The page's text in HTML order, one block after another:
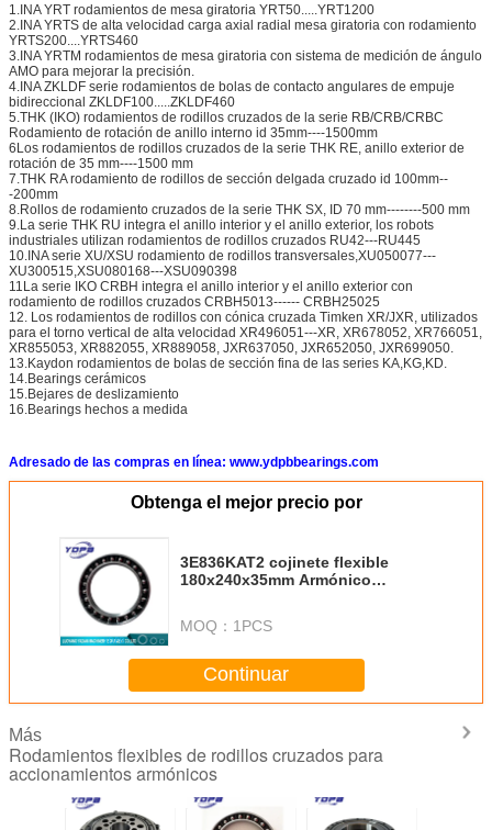
1.INA YRT rodamientos de mesa giratoria YRT50.....YRT1200
2.INA YRTS de alta velocidad carga axial radial mesa giratoria con rodamiento
YRTS200....YRTS460
3.INA YRTM rodamientos de mesa giratoria con sistema de medición de ángulo
AMO para mejorar la precisión.
4.INA ZKLDF serie rodamientos de bolas de contacto angulares de empuje
bidireccional ZKLDF100.....ZKLDF460
5.THK (IKO) rodamientos de rodillos cruzados de la serie RB/CRB/CRBC
Rodamiento de rotación de anillo interno id 35mm----1500mm
6Los rodamientos de rodillos cruzados de la serie THK RE, anillo exterior de
rotación de 35 mm----1500 mm
7.THK RA rodamiento de rodillos de sección delgada cruzado id 100mm--
-200mm
8.Rollos de rodamiento cruzados de la serie THK SX, ID 70 mm--------500 mm
9.La serie THK RU integra el anillo interior y el anillo exterior, los robots
industriales utilizan rodamientos de rodillos cruzados RU42---RU445
10.INA serie XU/XSU rodamiento de rodillos transversales,XU050077---
XU300515,XSU080168---XSU090398
11La serie IKO CRBH integra el anillo interior y el anillo exterior con
rodamiento de rodillos cruzados CRBH5013------ CRBH25025
12. Los rodamientos de rodillos con cónica cruzada Timken XR/JXR, utilizados
para el torno vertical de alta velocidad XR496051---XR, XR678052, XR766051,
XR855053, XR882055, XR889058, JXR637050, JXR652050, JXR699050.
13.Kaydon rodamientos de bolas de sección fina de las series KA,KG,KD.
14.Bearings cerámicos
15.Bejares de deslizamiento
16.Bearings hechos a medida
Adresado de las compras en línea: www.ydpbbearings.com
Obtenga el mejor precio por
3E836KAT2 cojinete flexible
180x240x35mm Armónico
MOQ： 1PCS
Continuar
Más
Rodamientos flexibles de rodillos cruzados para
accionamientos armónicos